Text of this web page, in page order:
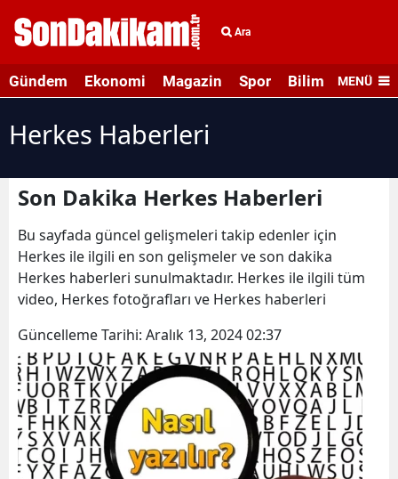
Ara
Gündem Ekonomi Magazin Spor Bilim veMENÜ
Herkes Haberleri
Son Dakika Herkes Haberleri
Bu sayfada güncel gelişmeleri takip edenler için
Herkes ile ilgili en son gelişmeler ve son dakika
Herkes haberleri sunulmaktadır. Herkes ile ilgili tüm
video, Herkes fotoğrafları ve Herkes haberleri
Güncelleme Tarihi: Aralık 13, 2024 02:37